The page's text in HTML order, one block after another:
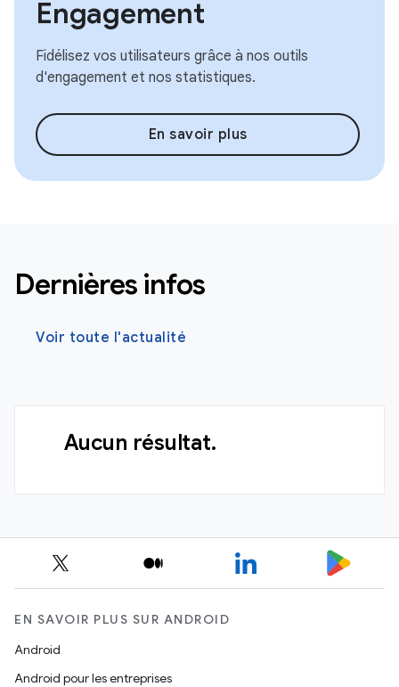
Engagement
Fidélisez vos utilisateurs grâce à nos outils
d'engagement et nos statistiques.
En savoir plus
Dernières infos
Voir toute l'actualité
Aucun résultat.
EN SAVOIR PLUS SUR ANDROID
Android
Android pour les entreprises